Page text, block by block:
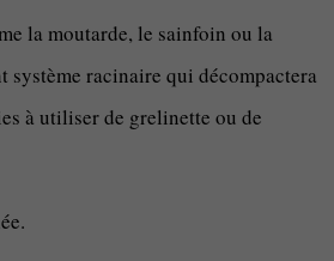
la moutarde, le sainfoin ou la
système racinaire qui décompactera
à utiliser de grelinette ou de